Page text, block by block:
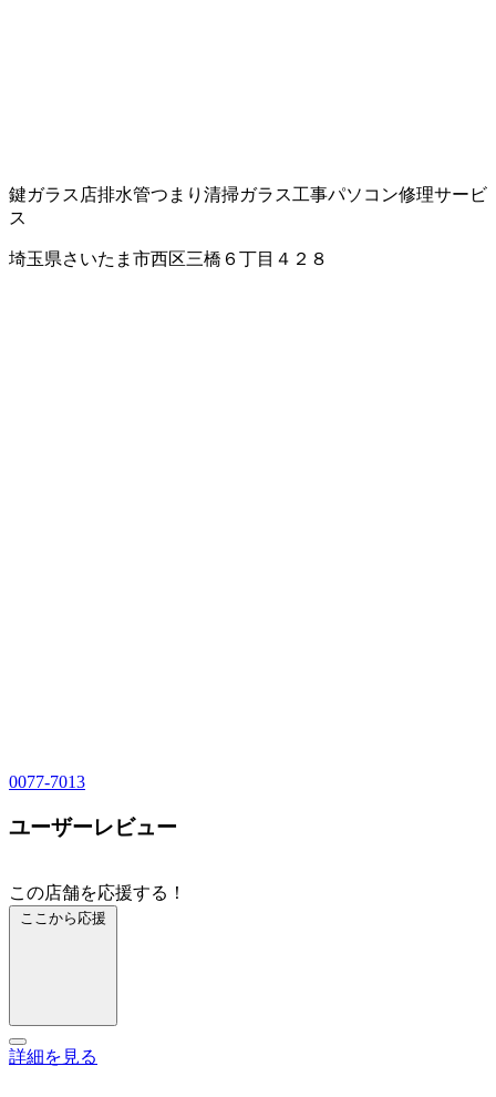
鍵ガラス店排水管つまり清掃ガラス工事パソコン修理サービ
ス
埼玉県さいたま市西区三橋６丁目４２８
0077-7013
ユーザーレビュー
この店舗を応援する！
ここから応援
詳細を見る